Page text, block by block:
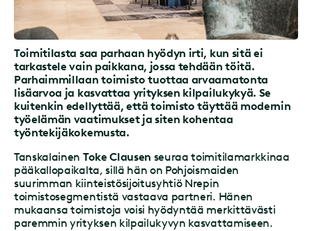
Toimitilasta saa parhaan hyödyn irti, kun sitä ei
tarkastele vain paikkana, jossa tehdään töitä.
Parhaimmillaan toimisto tuottaa arvaamatonta
lisäarvoa ja kasvattaa yrityksen kilpailukykyä. Se
kuitenkin edellyttää, että toimisto täyttää modernin
työelämän vaatimukset ja siten kohentaa
työntekijäkokemusta.
Tanskalainen Toke Clausen seuraa toimitilamarkkinaa
pääkallopaikalta, sillä hän on Pohjoismaiden
suurimman kiinteistösijoitusyhtiö Nrepin
toimistosegmentistä vastaava partneri. Hänen
mukaansa toimistoja voisi hyödyntää merkittävästi
paremmin yrityksen kilpailukyvyn kasvattamiseen.